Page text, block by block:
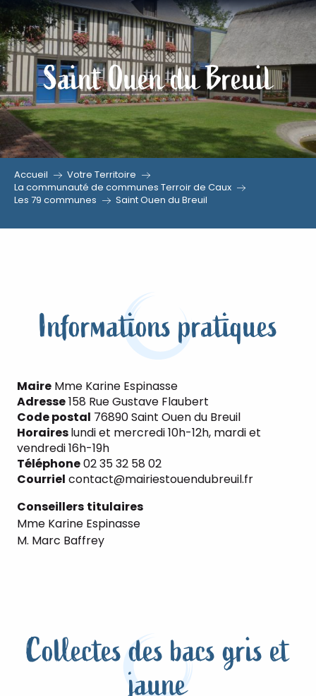
Aller
au
contenu
principalSaint Ouen du Breuil
Accueil
Votre Territoire
La communauté de communes Terroir de Caux
Les 79 communes
Saint Ouen du Breuil
Informations pratiques
Maire Mme Karine Espinasse
Adresse158 Rue Gustave Flaubert
Code postal 76890 Saint Ouen du Breuil
Horaireslundi et mercredi 10h-12h, mardi et
vendredi 16h-19h
Téléphone02 35 32 58 02
Courriel contact@mairiestouendubreuil.fr
Conseillers titulaires
Mme Karine Espinasse
M. Marc Baffrey
Collectes des bacs gris et
jaune